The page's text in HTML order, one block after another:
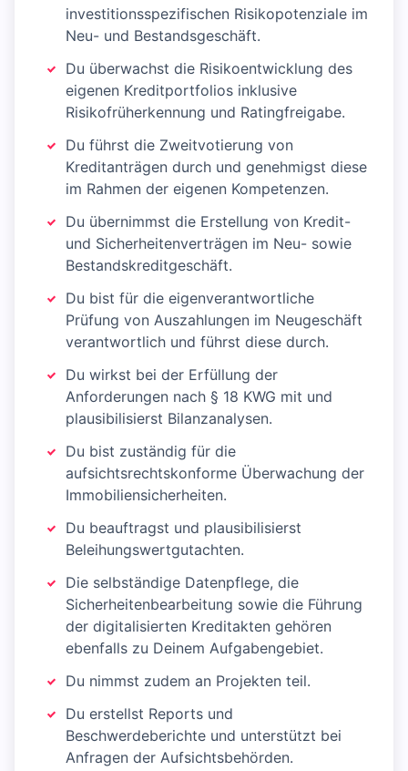
investitionsspezifischen Risikopotenziale im
Neu- und Bestandsgeschäft.
Du überwachst die Risikoentwicklung des
eigenen Kreditportfolios inklusive
Risikofrüherkennung und Ratingfreigabe.
Du führst die Zweitvotierung von
Kreditanträgen durch und genehmigst diese
im Rahmen der eigenen Kompetenzen.
Du übernimmst die Erstellung von Kredit-
und Sicherheitenverträgen im Neu- sowie
Bestandskreditgeschäft.
Du bist für die eigenverantwortliche
Prüfung von Auszahlungen im Neugeschäft
verantwortlich und führst diese durch.
Du wirkst bei der Erfüllung der
Anforderungen nach § 18 KWG mit und
plausibilisierst Bilanzanalysen.
Du bist zuständig für die
aufsichtsrechtskonforme Überwachung der
Immobiliensicherheiten.
Du beauftragst und plausibilisierst
Beleihungswertgutachten.
Die selbständige Datenpflege, die
Sicherheitenbearbeitung sowie die Führung
der digitalisierten Kreditakten gehören
ebenfalls zu Deinem Aufgabengebiet.
Du nimmst zudem an Projekten teil.
Du erstellst Reports und
Beschwerdeberichte und unterstützt bei
Anfragen der Aufsichtsbehörden.